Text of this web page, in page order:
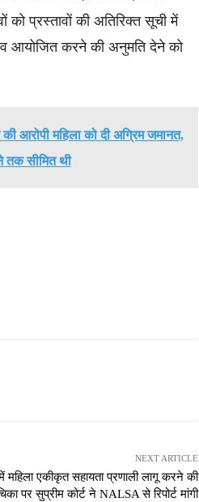
को प्रस्तावों की अतिरिक्त सूची में
आयोजित करने की अनुमति देने को
आरोपी महिला को दी अग्रिम जमानत,
तक सीमित थी
NEXT ARTICLE
महिला एकीकृत सहायता प्रणाली लागू करने की
पर सुप्रीम कोर्ट ने NALSA से रिपोर्ट मांगी